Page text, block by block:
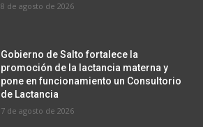
8 de agosto de 2026
Gobierno de Salto fortalece la
promoción de la lactancia materna y
pone en funcionamiento un Consultorio
de Lactancia
7 de agosto de 2026